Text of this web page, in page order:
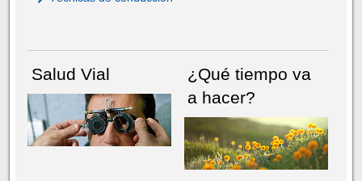
Salud Vial
¿Qué tiempo va
a hacer?